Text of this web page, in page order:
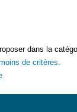
dans la
de critères.